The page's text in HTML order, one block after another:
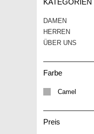
KATEGORIEN
DAMEN
HERREN
ÜBER UNS
Farbe
Camel
Preis